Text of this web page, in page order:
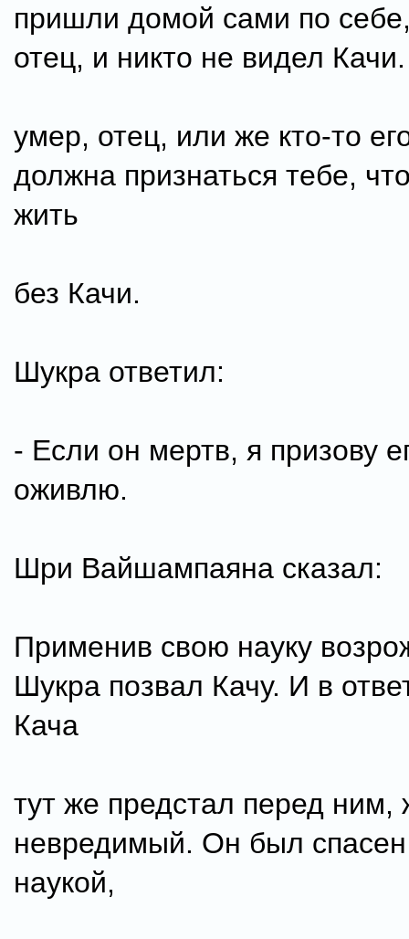
пришли домой сами по
отец, и никто не видел
умер, отец, или же кто-то
должна признаться тебе,
жить
без Качи.
Шукра ответил:
- Если он мертв, я призову
оживлю.
Шри Вайшампаяна сказал:
Применив свою науку
Шукра позвал Качу. И в
Кача
тут же предстал перед ним,
невредимый. Он был
наукой,